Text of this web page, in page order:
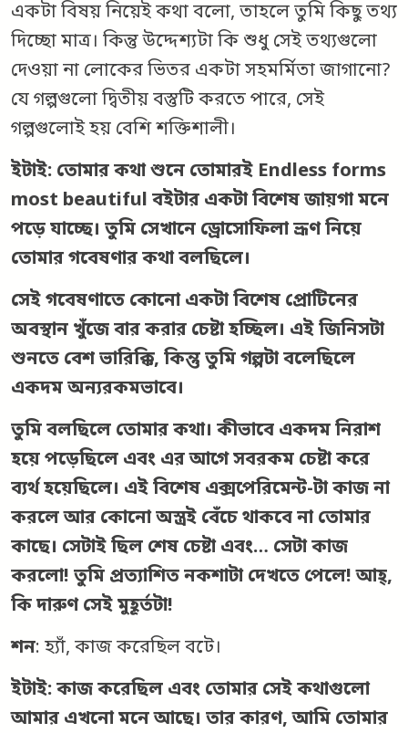
একটা বিষয় নিয়েই কথা বলো, তাহলে তুমি কিছু তথ্য
দিচ্ছো মাত্র। কিন্তু উদ্দেশ্যটা কি শুধু সেই তথ্যগুলো
দেওয়া না লোকের ভিতর একটা সহমর্মিতা জাগানো?
যে গল্পগুলো দ্বিতীয় বস্তুটি করতে পারে, সেই
গল্পগুলোই হয় বেশি শক্তিশালী।
ইটাই: তোমার কথা শুনে তোমারই Endless forms
most beautiful বইটার একটা বিশেষ জায়গা মনে
পড়ে যাচ্ছে। তুমি সেখানে ড্রোসোফিলা ভ্রূণ নিয়ে
তোমার গবেষণার কথা বলছিলে।
সেই গবেষণাতে কোনো একটা বিশেষ প্রোটিনের
অবস্থান খুঁজে বার করার চেষ্টা হচ্ছিল। এই জিনিসটা
শুনতে বেশ ভারিক্কি, কিন্তু তুমি গল্পটা বলেছিলে
একদম অন্যরকমভাবে।
তুমি বলছিলে তোমার কথা। কীভাবে একদম নিরাশ
হয়ে পড়েছিলে এবং এর আগে সবরকম চেষ্টা করে
ব্যর্থ হয়েছিলে। এই বিশেষ এক্সপেরিমেন্ট-টা কাজ না
করলে আর কোনো অস্ত্রই বেঁচে থাকবে না তোমার
কাছে। সেটাই ছিল শেষ চেষ্টা এবং… সেটা কাজ
করলো! তুমি প্রত্যাশিত নকশাটা দেখতে পেলে! আহ্,
কি দারুণ সেই মুহূর্তটা!
শন: হ্যাঁ, কাজ করেছিল বটে।
ইটাই: কাজ করেছিল এবং তোমার সেই কথাগুলো
আমার এখনো মনে আছে। তার কারণ, আমি তোমার